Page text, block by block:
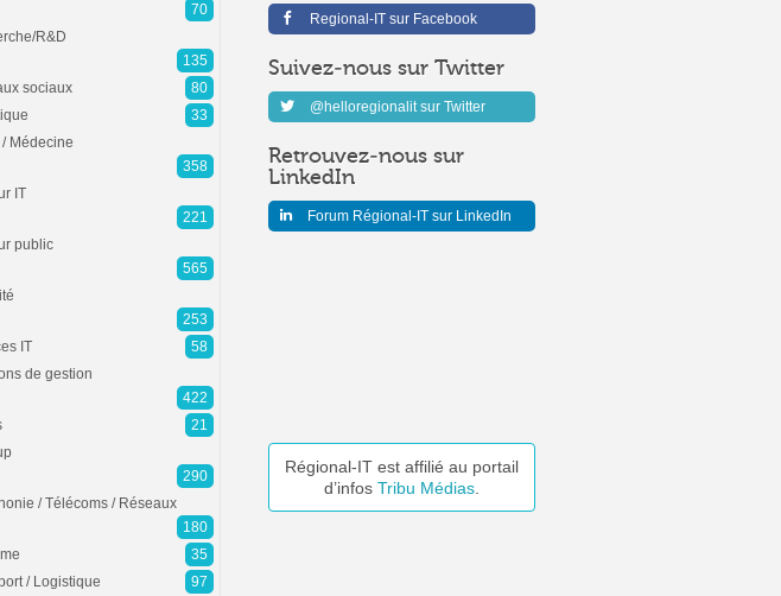
Regional-IT sur Facebook
Suivez-nous sur Twitter
@helloregionalit sur Twitter
Retrouvez-nous sur
LinkedIn
Forum Régional-IT sur LinkedIn
Régional-IT est affilié au portail
d’infos Tribu Médias
70
R&D
135
sociaux
80
33
Médecine
358
IT
221
public
565
253
IT
58
de gestion
422
21
290
/ Télécoms / Réseaux
180
35
/ Logistique
97